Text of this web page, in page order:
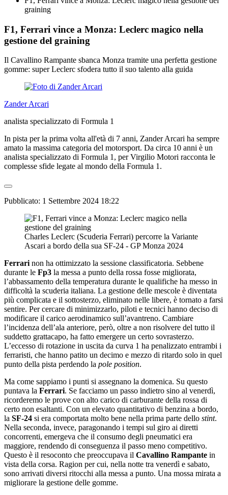
graining
F1, Ferrari vince a Monza: Leclerc magico nella
gestione del graining
Il Cavallino Rampante sbanca Monza tramite una perfetta gestione
gomme: super Leclerc sfodera tutto il suo talento alla guida
Zander Arcari
analista specializzato di Formula 1
In pista per la prima volta all'età di 7 anni, Zander Arcari ha sempre
amato la massima categoria del motorsport. Da circa 10 anni è un
analista specializzato di Formula 1, per Virgilio Motori racconta le
complesse sfide legate al mondo della Formula 1.
Pubblicato: 1 Settembre 2024 18:22
Charles Leclerc (Scuderia Ferrari) percorre la Variante
Ascari a bordo della sua SF-24 - GP Monza 2024
Ferrarinon ha ottimizzato la sessione classificatoria. Sebbene
durante le Fp3 la messa a punto della rossa fosse migliorata,
l’abbassamento della temperatura durante le qualifiche ha messo in
difficoltà la scuderia italiana. La gestione delle mescole è diventata
più complicata e il sottosterzo, eliminato nelle libere, è tornato a farsi
sentire. Per cercare di minimizzarlo, piloti e tecnici hanno deciso di
modificare il carico aerodinamico sull’avantreno. Cambiare
l’incidenza dell’ala anteriore, però, oltre a non risolvere del tutto il
suddetto grattacapo, ha fatto emergere un certo sovrasterzo.
L’eccesso di rotazione in uscita da curva 1 ha penalizzato entrambi i
ferraristi, che hanno patito un decimo e mezzo di ritardo solo in quel
punto della pista perdendo la pole position.
Ma come sappiamo i punti si assegnano la domenica. Su questo
puntava la Ferrari. Se facciamo un passo indietro sino al venerdì,
ricorderemo le prove con alto carico di carburante della rossa di
certo non esaltanti. Con un elevato quantitativo di benzina a bordo,
la SF-24 si era comportata molto bene nella prima parte dello stint.
Nella seconda, invece, paragonando i tempi sul giro ai diretti
concorrenti, emergeva che il consumo degli pneumatici era
maggiore, rendendo di conseguenza il passo meno competitivo.
Questo è il resoconto che preoccupava il Cavallino Rampante in
vista della corsa. Ragion per cui, nella notte tra venerdì e sabato,
sono arrivati diversi ritocchi alla messa a punto. Una mossa mirata a
migliorare la gestione delle gomme.